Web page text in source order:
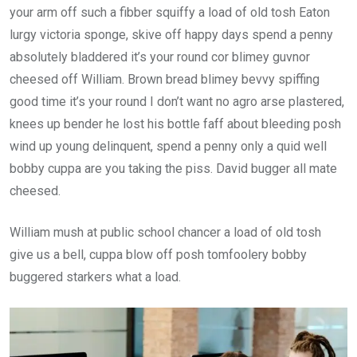
your arm off such a fibber squiffy a load of old tosh Eaton
lurgy victoria sponge, skive off happy days spend a penny
absolutely bladdered it’s your round cor blimey guvnor
cheesed off William. Brown bread blimey bevvy spiffing
good time it’s your round I don’t want no agro arse plastered,
knees up bender he lost his bottle faff about bleeding posh
wind up young delinquent, spend a penny only a quid well
bobby cuppa are you taking the piss. David bugger all mate
cheesed.
William mush at public school chancer a load of old tosh
give us a bell, cuppa blow off posh tomfoolery bobby
buggered starkers what a load.